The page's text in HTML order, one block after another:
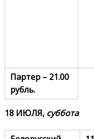
Партер – 21.00
рубль.
18ИЮЛЯ, суббота